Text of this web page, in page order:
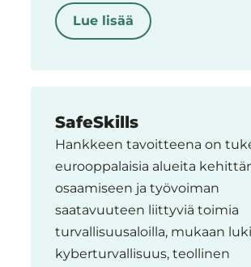
Lue lisää
SafeSkills
Hankkeen tavoitteena on
eurooppalaisia alueita
osaamiseen ja työvoiman
saatavuuteen liittyviä toimia
turvallisuusaloilla, mukaan
kyberturvallisuus, teollinen